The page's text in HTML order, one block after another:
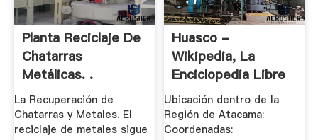
Planta Reciclaje De
Chatarras
Metálicas. .
La Recuperación de
Chatarras y Metales. El
reciclaje de metales sigue
Huasco -
Wikipedia, La
Enciclopedia Libre
Ubicación dentro de la
Región de Atacama:
Coordenadas: